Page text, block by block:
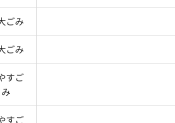
ごみ
ごみ
すご
み
すご